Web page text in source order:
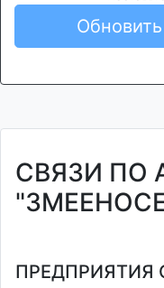
СВЯЗИ ПО
ПРЕДПРИЯТИЯ